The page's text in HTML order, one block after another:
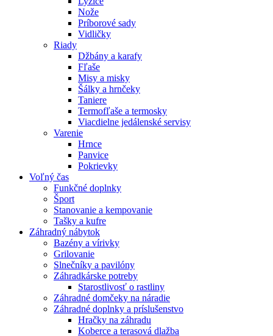
Nože
Príborové sady
Vidličky
Riady
Džbány a karafy
Fľaše
Misy a misky
Šálky a hrnčeky
Taniere
Termofľaše a termosky
Viacdielne jedálenské servisy
Varenie
Hrnce
Panvice
Pokrievky
Voľný čas
Funkčné doplnky
Šport
Stanovanie a kempovanie
Tašky a kufre
Záhradný nábytok
Bazény a vírivky
Grilovanie
Slnečníky a pavilóny
Záhradkárske potreby
Starostlivosť o rastliny
Záhradné domčeky na náradie
Záhradné doplnky a príslušenstvo
Hračky na záhradu
Koberce a terasová dlažba